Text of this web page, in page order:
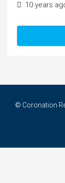
10 years
© Coronation